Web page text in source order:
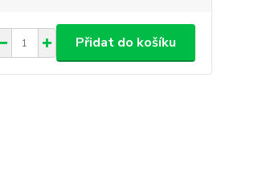
Přidat do košíku